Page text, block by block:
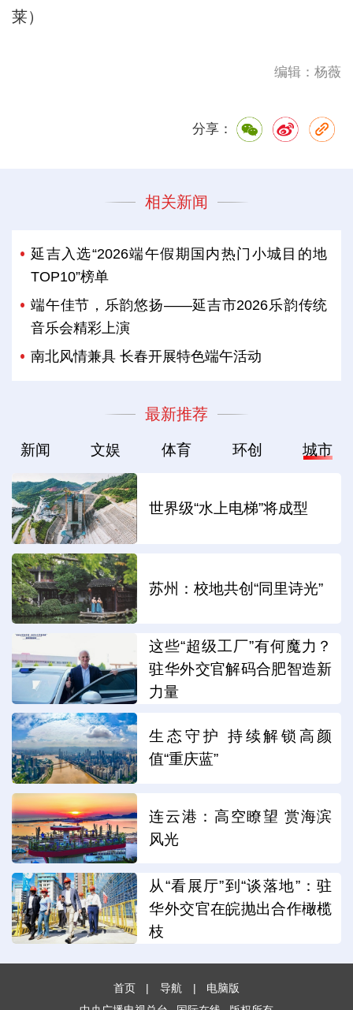
莱）
编辑：杨薇
分享：
相关新闻
延吉入选“2026端午假期国内热门小城目的地
TOP10”榜单
端午佳节，乐韵悠扬——延吉市2026乐韵传统
音乐会精彩上演
南北风情兼具 长春开展特色端午活动
最新推荐
新闻 文娱 体育 环创 城市
世界级“水上电梯”将成型
苏州：校地共创“同里诗光”
这些“超级工厂”有何魔力？
驻华外交官解码合肥智造新
力量
生态守护 持续解锁高颜
值“重庆蓝”
连云港：高空瞭望 赏海滨
风光
从“看展厅”到“谈落地”：驻
华外交官在皖抛出合作橄榄
枝
首页 | 导航 |
电脑版